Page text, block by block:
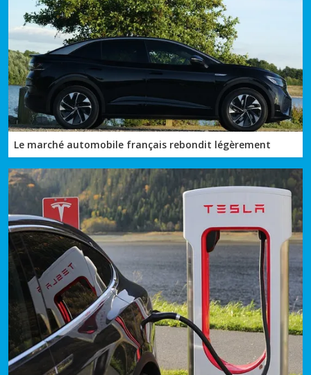
Le marché automobile français rebondit légèrement